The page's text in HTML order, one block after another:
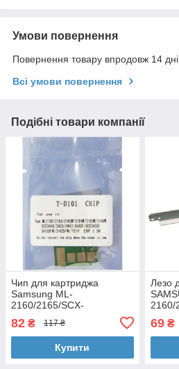
Умови повернення
Повернення товару впродовж 14
Всі умови повернення
Подібні товари компанії
Чип для картриджа
Samsung ML-
2160/2165/SCX-
WWM (JYD-Sam101)
82 ₴ 117 ₴
Купити
Лезо
2160/
69₴